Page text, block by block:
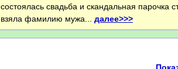
состоялась свадьба и скандальная
взяла фамилию мужа... далее>>>